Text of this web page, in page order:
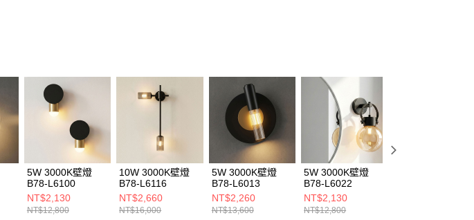
求債權轉讓予恩沛科技股份有限公司。
２．關於個人資料處理事宜，請瀏覽以下網址：
https://aftee.tw/terms/#terms3
３．未成年的使用者請事先徵得法定代理人或監護人之同意方可使用
「AFTEE先享後付」，若未經同意申辦者引起之損失，本公司不負相關責
４．使用「AFTEE先享後付」時，將依據個別帳號之用戶狀況，依本公司
即時審查核予不同之上限額度；若仍有額度不足之情形，本公司將視審查
結果請求用戶進行身份認證。
５．嚴禁一人註冊多個帳號或使用他人資訊註冊。若發現惡意使用之情
形，恩沛科技股份有限公司將有權停止該用戶之使用額度並採取法律行
5W 3000K壁燈
B78-L6100
NT$2,130
NT$12,800
10W 3000K壁燈
B78-L6116
NT$2,660
NT$16,000
5W 3000K壁燈
B78-L6013
NT$2,260
NT$13,600
5W 3000K壁燈
B78-L6022
NT$2,130
NT$12,800